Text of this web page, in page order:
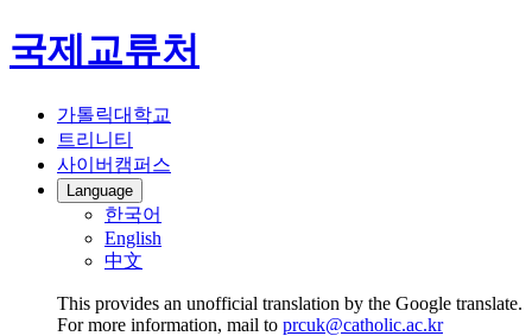
국제교류처
가톨릭대학교
트리니티
사이버캠퍼스
Language
한국어
English
中文
This provides an unofficial translation by the Google translate.
For more information, mail to prcuk@catholic.ac.kr